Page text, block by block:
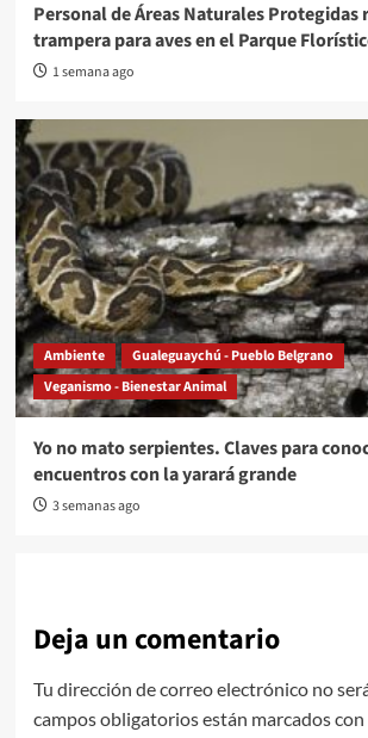
Personal de Áreas Naturales Protegidas
trampera para aves en el Parque
1 semana ago
Ambiente
Gualeguaychú - Pueblo Belgrano
Veganismo - Bienestar Animal
Yo no mato serpientes. Claves para
encuentros con la yarará grande
3 semanas ago
Deja un comentario
Tu dirección de correo electrónico no
campos obligatorios están marcados con